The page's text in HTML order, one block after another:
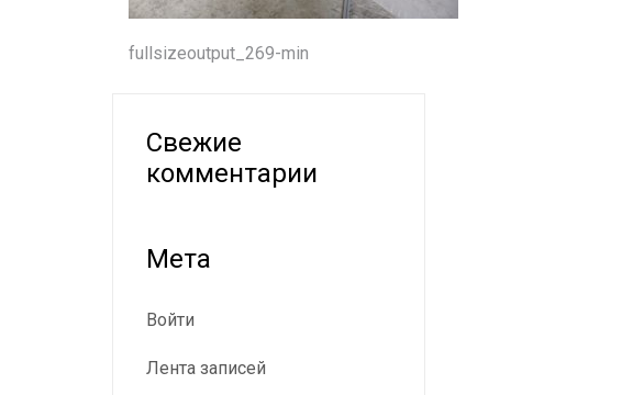
Навигация
записям
fullsizeoutput_269-min
Свежие
комментарии
Мета
Войти
Лента записей